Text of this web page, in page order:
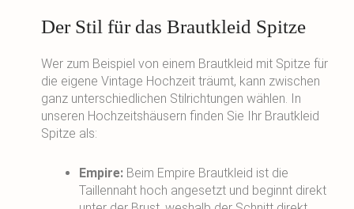
Der Stil für das Brautkleid Spitze
Wer zum Beispiel von einem Brautkleid mit Spitze für
die eigene Vintage Hochzeit träumt, kann zwischen
ganz unterschiedlichen Stilrichtungen wählen. In
unseren Hochzeitshäusern finden Sie Ihr Brautkleid
Spitze als:
Empire:Beim Empire Brautkleid ist die
Taillennaht hoch angesetzt und beginnt direkt